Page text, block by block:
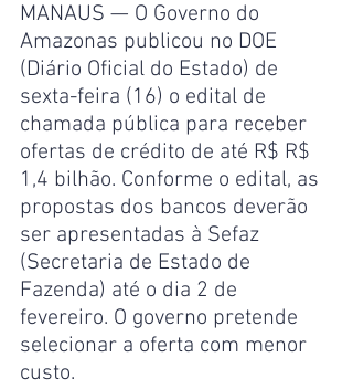
MANAUS — O Governo do
Amazonas publicou no DOE
(Diário Oficial do Estado) de
sexta-feira (16) o edital de
chamada pública para receber
ofertas de crédito de até R$ R$
1,4 bilhão. Conforme o edital, as
propostas dos bancos deverão
ser apresentadas à Sefaz
(Secretaria de Estado de
Fazenda) até o dia 2 de
fevereiro. O governo pretende
selecionar a oferta com menor
custo.